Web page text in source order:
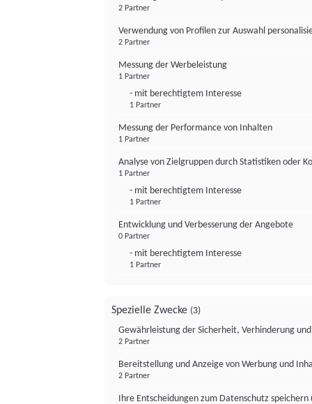
2 Partner
Verwendung von Profilen zur Auswahl
2 Partner
Messung der Werbeleistung
1 Partner
- mit berechtigtem Interesse
1 Partner
Messung der Performance von Inhalten
1 Partner
Analyse von Zielgruppen durch Statistiken oder
1 Partner
- mit berechtigtem Interesse
1 Partner
Entwicklung und Verbesserung der Angebote
0 Partner
- mit berechtigtem Interesse
1 Partner
Spezielle Zwecke (3)
Gewährleistung der Sicherheit, Verhinderung
2 Partner
Bereitstellung und Anzeige von Werbung und
2 Partner
Ihre Entscheidungen zum Datenschutz